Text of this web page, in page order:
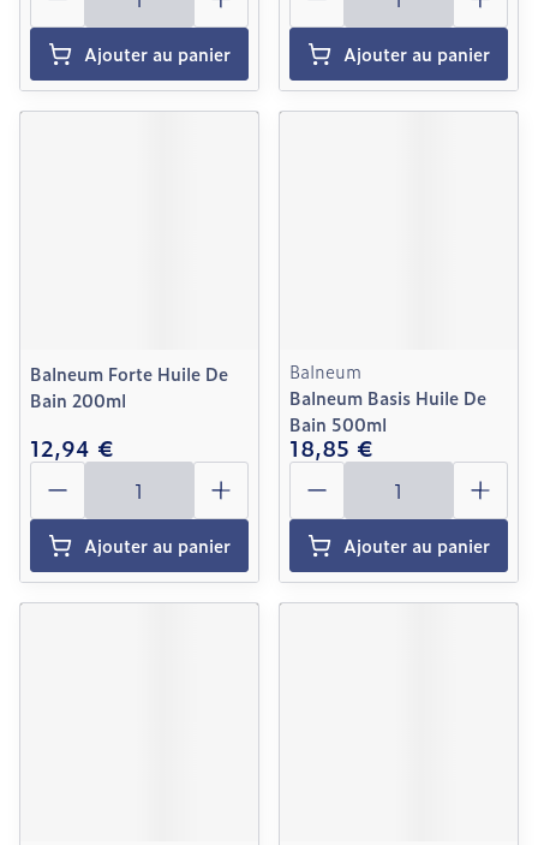
Ajouter au panier Ajouter au panier
Balneum Forte Huile De
Bain 200ml
12,94 €
Quantité
Ajouter au panier
Balneum
Balneum Basis Huile De
Bain 500ml
18,85 €
Quantité
Ajouter au panier